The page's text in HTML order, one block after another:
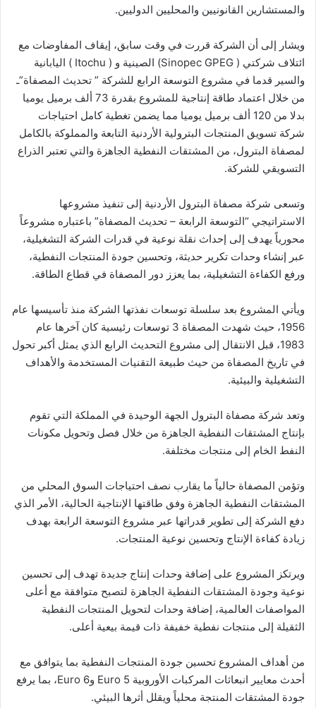
والمستشارين القانونيين والمحليين الدوليين.
ويشار إلى أن الشركة قررت في وقت سابق، إيقاف المفاوضات مع
ائتلاف شركتي ( Sinopec GPEG) الصينية و ( Itochu ) اليابانية
والسير قدما في مشروع التوسعة الرابع للشركة ” تحديث المصفاة”ـ
من خلال اعتماد طاقة إنتاجية للمشروع بقدرة 73 ألف برميل يوميا
بدلا من 120 ألف برميل يوميا مما يضمن تغطية كامل احتياجات
شركة تسويق المنتجات البترولية الأردنية التابعة والمملوكة بالكامل
لمصفاة البترول، من المشتقات النفطية الجاهزة والتي تعتبر الذراع
التسويقي للشركة.
وتسعى شركة مصفاة البترول الأردنية إلى تنفيذ مشروعها
الاستراتيجي “التوسعة الرابعة – تحديث المصفاة” باعتباره مشروعاً
محورياً يهدف إلى إحداث نقلة نوعية في قدرات الشركة التشغيلية،
عبر إنشاء وحدات تكرير حديثة، وتحسين جودة المنتجات النفطية،
ورفع الكفاءة التشغيلية، بما يعزز دور المصفاة في قطاع الطاقة.
ويأتي المشروع بعد سلسلة توسعات نفذتها الشركة منذ تأسيسها عام
1956، حيث شهدت المصفاة 3 توسعات رئيسية كان آخرها عام
1983، قبل الانتقال إلى مشروع التحديث الرابع الذي يمثل أكبر تحول
في تاريخ المصفاة من حيث طبيعة التقنيات المستخدمة والأهداف
التشغيلية والبيئية.
وتعد شركة مصفاة البترول الجهة الوحيدة في المملكة التي تقوم
بإنتاج المشتقات النفطية الجاهزة من خلال فصل وتحويل مكونات
النفط الخام إلى منتجات مختلفة.
وتؤمن المصفاة حالياً ما يقارب نصف احتياجات السوق المحلي من
المشتقات النفطية الجاهزة وفق طاقتها الإنتاجية الحالية، الأمر الذي
دفع الشركة إلى تطوير قدراتها عبر مشروع التوسعة الرابعة بهدف
زيادة كفاءة الإنتاج وتحسين نوعية المنتجات.
ويرتكز المشروع على إضافة وحدات إنتاج جديدة تهدف إلى تحسين
نوعية وجودة المشتقات النفطية الجاهزة لتصبح متوافقة مع أعلى
المواصفات العالمية، إضافة وحدات لتحويل المنتجات النفطية
الثقيلة إلى منتجات نفطية خفيفة ذات قيمة بيعية أعلى.
من أهداف المشروع تحسين جودة المنتجات النفطية بما يتوافق مع
أحدث معايير انبعاثات المركبات الأوروبية Euro 5 وEuro 6، بما يرفع
جودة المشتقات المنتجة محلياً ويقلل أثرها البيئي.